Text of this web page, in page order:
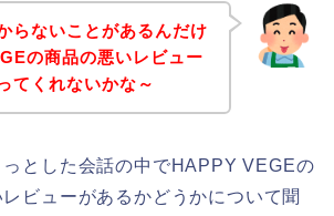
らないことがあるんだけ
の商品の悪いレビュー
てくれないかな～
っとした会話の中でHAPPY VEGEの
ビューがあるかどうかについて聞